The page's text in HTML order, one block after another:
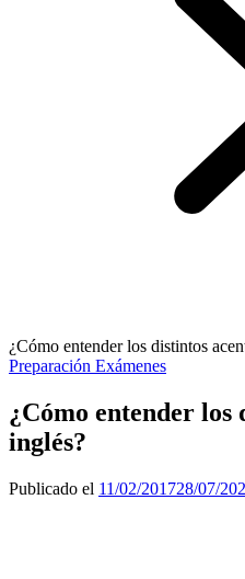
¿Cómo entender los distintos
Preparación Exámenes
¿Cómo entender los
inglés?
Publicado el 11/02/201728/07/